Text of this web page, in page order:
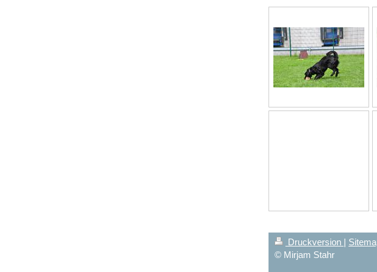
Druckversion |
© Mirjam Stahr